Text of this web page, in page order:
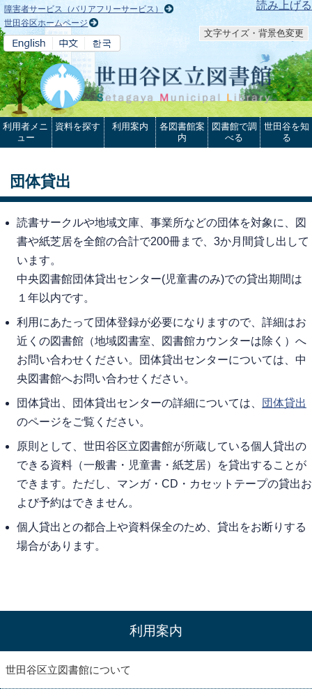
本文へ 読み上げる
障害者サービス（バリアフリーサービス）
世田谷区ホームページ
文字サイズ・背景色変更
利用者メニ
ュー
資料を探す 利用案内
各図書館案
内
図書館で調
べる
世田谷を知
る
団体貸出
読書サークルや地域文庫、事業所などの団体を対象に、図
書や紙芝居を全館の合計で200冊まで、3か月間貸し出して
います。
中央図書館団体貸出センター(児童書のみ)での貸出期間は
１年以内です。
利用にあたって団体登録が必要になりますので、詳細はお
近くの図書館（地域図書室、図書館カウンターは除く）へ
お問い合わせください。団体貸出センターについては、中
央図書館へお問い合わせください。
団体貸出、団体貸出センターの詳細については、
団体貸出
のページをご覧ください。
原則として、世田谷区立図書館が所蔵している個人貸出の
できる資料（一般書・児童書・紙芝居）を貸出することが
できます。ただし、マンガ・CD・カセットテープの貸出お
よび予約はできません。
個人貸出との都合上や資料保全のため、貸出をお断りする
場合があります。
利用案内
世田谷区立図書館について